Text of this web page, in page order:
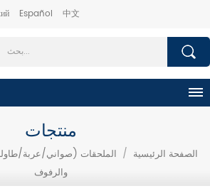
Español 中文
منتجات
الصفحة الرئيسية / الملحقات (صواني/عربة/
والرفوف